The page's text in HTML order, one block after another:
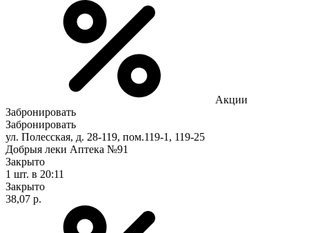
Акции
Забронировать
Забронировать
ул. Полесская, д. 28-119, пом.119-1, 119-25
Добрыя леки Аптека №91
Закрыто
1 шт. в 20:11
Закрыто
38,07 р.